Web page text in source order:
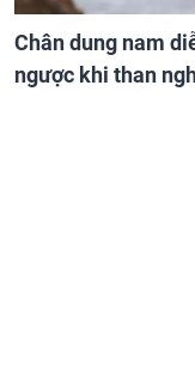
Chân dung nam
ngược khi than